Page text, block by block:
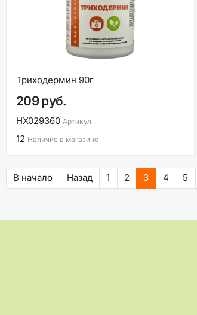
Триходермин 90г
209 руб.
НХ029360 Артикул
12 Наличие в магазине
В начало Назад 1 2 3 4 5